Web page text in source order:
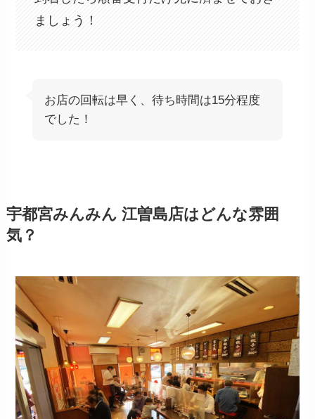
ましょう！
お店の回転は早く、待ち時間は15分程度
でした！
宇都宮みんみん 江曽島店はどんな雰囲
気？